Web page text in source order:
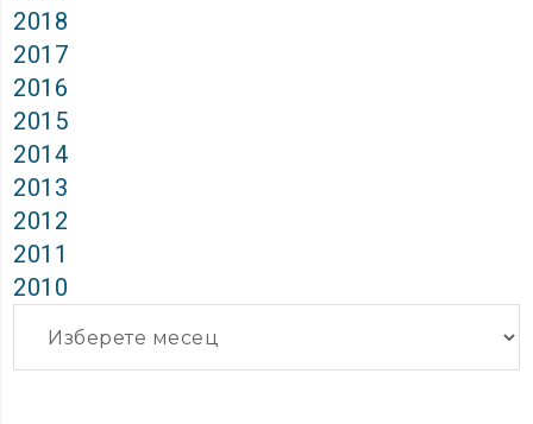
2018
2017
2016
2015
2014
2013
2012
2011
2010